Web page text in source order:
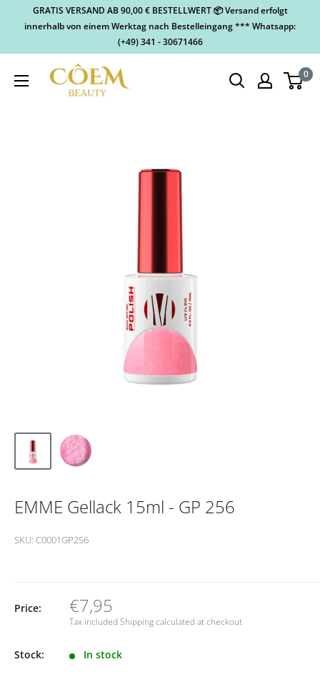
GRATIS VERSAND AB 90,00 € BESTELLWERT 📦 Versand erfolgt
innerhalb von einem Werktag nach Bestelleingang *** Whatsapp:
(+49) 341 - 30671466
0
EMME Gellack 15ml - GP 256
SKU: C0001GP256
Price: €7,95
Tax included Shipping calculated at checkout
Stock: In stock